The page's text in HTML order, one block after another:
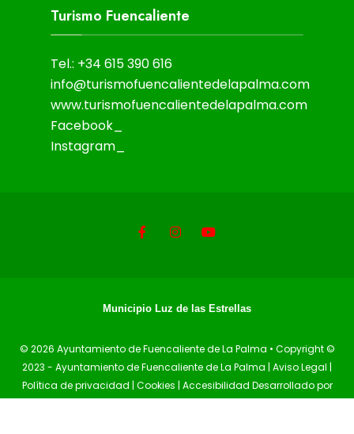
Turismo Fuencaliente
Tel.: +34 615 390 616
info@turismofuencalientedelapalma.com
www.turismofuencalientedelapalma.com
Facebook_
Instagram_
Municipio Luz de las Estrellas
© 2026 Ayuntamiento de Fuencaliente de La Palma • Copyright ©
2023 - Ayuntamiento de Fuencaliente de La Palma | Aviso Legal |
Política de privacidad | Cookies | Accesibilidad Desarrollado por